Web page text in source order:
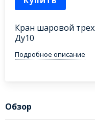
Кран шаровой
Ду10
Подробное описание
Обзор